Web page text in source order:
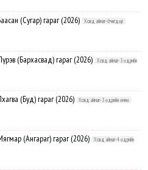
(Сугар) гараг (2026) Ховд аймаг-Өчигдөр
(Бархасвад) гараг (2026)
Ховд аймаг-3 өдрийн
(Буд) гараг (2026) Ховд аймаг-3 өдрийн өмнө
(Ангараг) гараг (2026)
Ховд аймаг-4 өдрийн